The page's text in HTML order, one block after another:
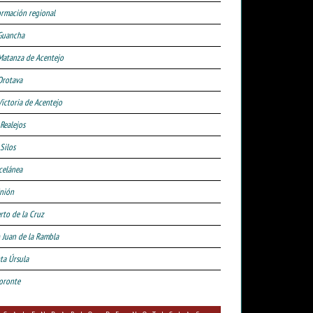
regional
de Acentejo
de Acentejo
de la Cruz
Juan de la Rambla
Úrsula